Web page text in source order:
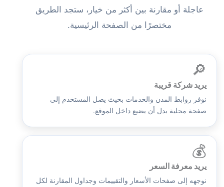
عاجلة أو مقارنة بين أكثر من خيار، ستجد الطريق
مختصرًا من الصفحة الرئيسية.
🔎
يريد شركة قريبة
نوفر روابط المدن والخدمات بحيث يصل المستخدم إلى
صفحة محلية بدل أن يضيع داخل الموقع.
💰
يريد معرفة السعر
نوجهه إلى صفحات الأسعار والتقييمات وجداول المقارنة لكل